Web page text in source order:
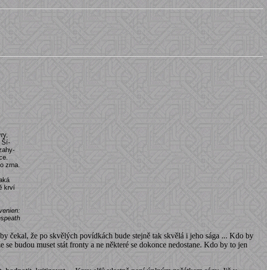
Ší-
zrna.
krví
čekal, že po skvělých povídkách bude stejně tak skvělá i jeho sága ... Kdo by
budou muset stát fronty a ne některé se dokonce nedostane. Kdo by to jen